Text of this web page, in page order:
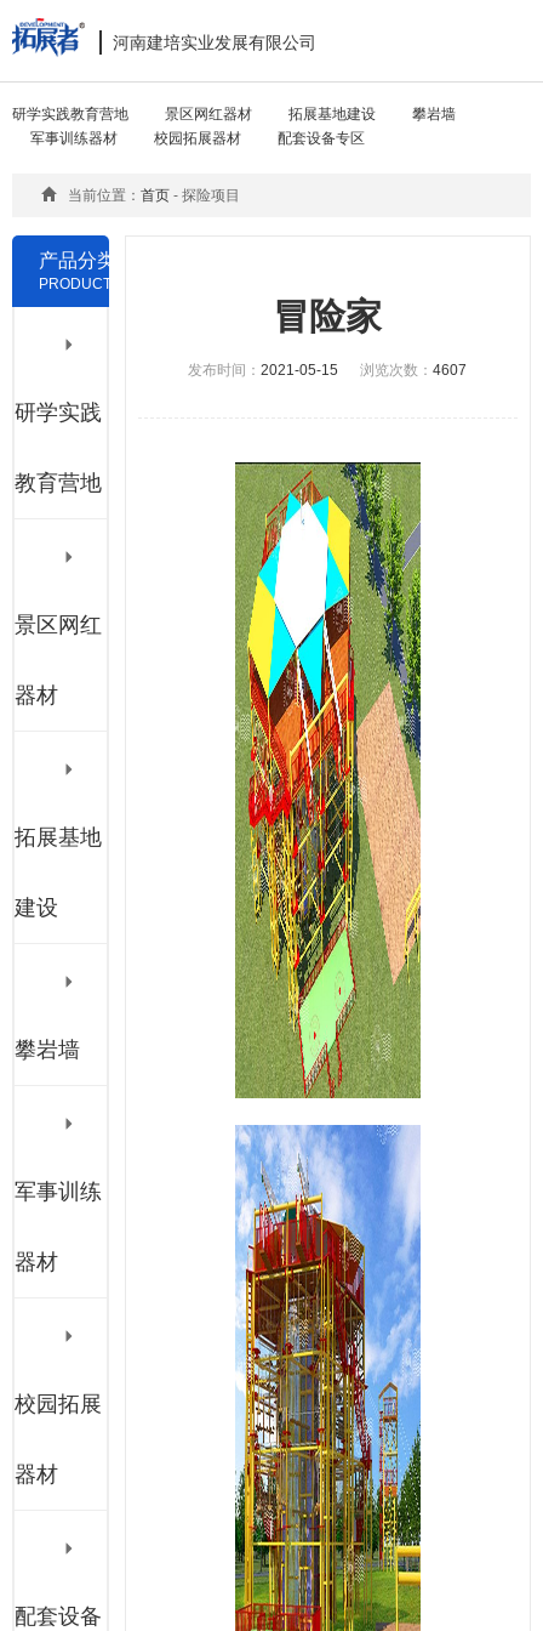
河南建培实业发展有限公司
研学实践教育营地 景区网红器材 拓展基地建设
攀岩墙
军事训练器材
校园拓展器材 配套设备专区
当前位置： 首页 - 探险项目
产品分类
PRODUCTS
研学实践
教育营地
景区网红
器材
拓展基地
建设
攀岩墙
军事训练
器材
校园拓展
器材
配套设备
冒险家
发布时间：2021-05-15 浏览次数：4607